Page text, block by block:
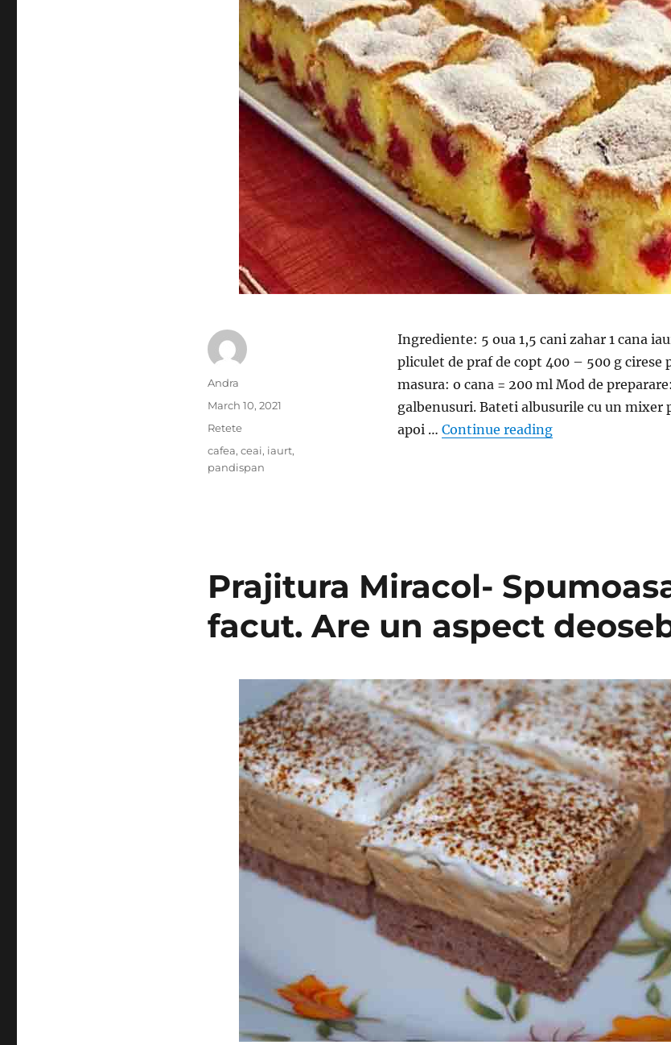
Ingrediente: 5 oua 1,5 cani zahar 1 cana
pliculet de praf de copt 400 – 500 g
masura: o cana = 200 ml Mod de
galbenusuri. Bateti albusurile cu un mixer
apoi …Continue reading“Prajitura cu
Author
Andra
Posted
March 10, 2021
Categories
Retete
Tags
cafea, ceai, iaurt,
pandispan
Prajitura Miracol-
facut. Are un aspect